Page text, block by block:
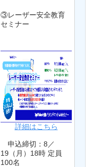
③レーザー安全教育
セミナー
詳細はこちら
申込締切：8／
19（月）18時 定員
100名